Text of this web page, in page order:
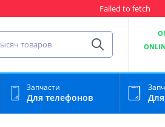
Failed to fetch
мобильного устройства
Найти
Запчасти
Для телефонов